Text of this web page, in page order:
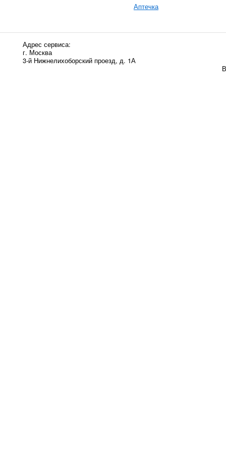
Аптечка
Адрес сервиса:
г. Москва
3-й Нижнелихоборский проезд, д. 1А